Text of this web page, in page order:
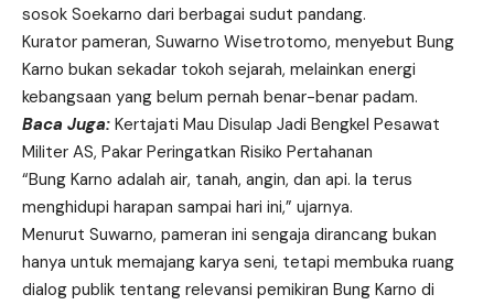
sosok Soekarno dari berbagai sudut pandang.
Kurator pameran, Suwarno Wisetrotomo, menyebut Bung
Karno bukan sekadar tokoh sejarah, melainkan energi
kebangsaan yang belum pernah benar-benar padam.
Baca Juga: Kertajati Mau Disulap Jadi Bengkel Pesawat
Militer AS, Pakar Peringatkan Risiko Pertahanan
“Bung Karno adalah air, tanah, angin, dan api. Ia terus
menghidupi harapan sampai hari ini,” ujarnya.
Menurut Suwarno, pameran ini sengaja dirancang bukan
hanya untuk memajang karya seni, tetapi membuka ruang
dialog publik tentang relevansi pemikiran Bung Karno di